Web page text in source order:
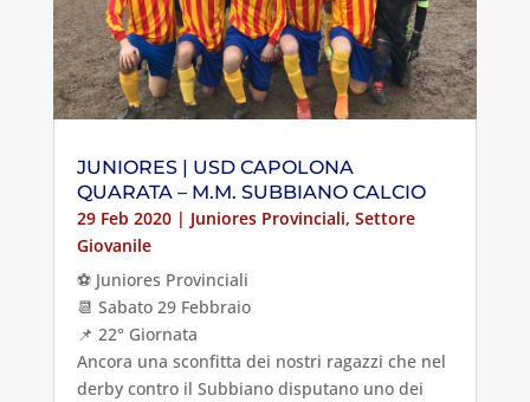
JUNIORES | USD CAPOLONA
QUARATA – M.M. SUBBIANO CALCIO
29 Feb 2020| Juniores Provinciali, Settore
Giovanile
⚽️ Juniores Provinciali
📆 Sabato 29 Febbraio
📌 22° Giornata
Ancora una sconfitta dei nostri ragazzi che nel
derby contro il Subbiano disputano uno dei